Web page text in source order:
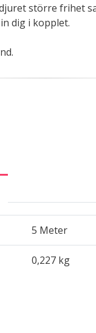
större frihet
dig i kopplet.
5 Meter
0,227 kg